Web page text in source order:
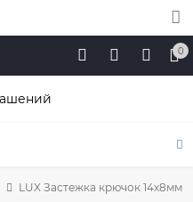
0
LUX Застежка крючок 14х8мм